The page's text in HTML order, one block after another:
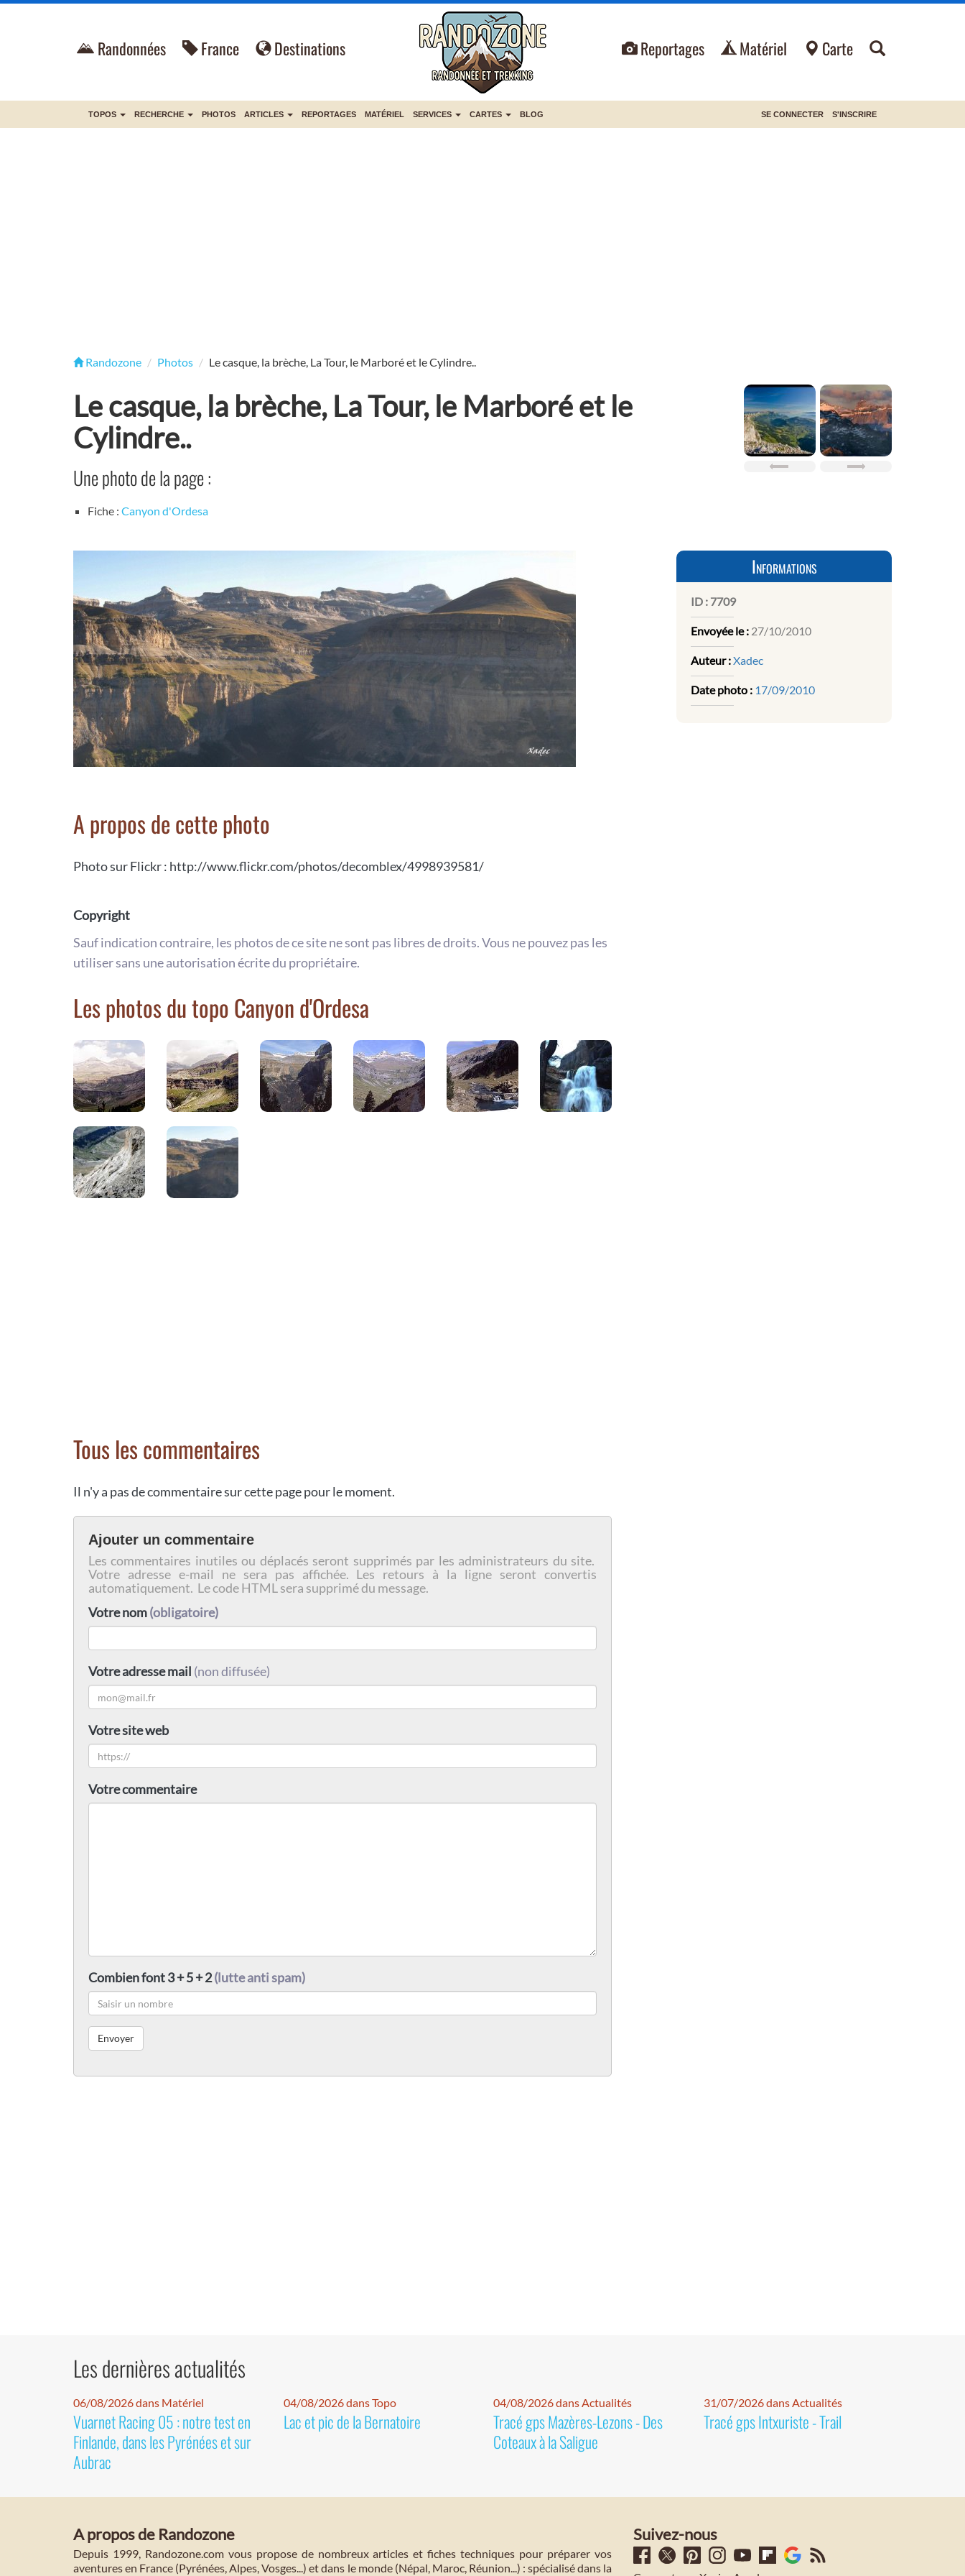
Randonnées France Destinations Reportages Matériel Carte
TOPOS RECHERCHE PHOTOS ARTICLES REPORTAGES MATÉRIEL SERVICES CARTES BLOG SE CONNECTER S'INSCRIRE
Randozone Photos Le casque, la brèche, La Tour, le Marboré et le Cylindre..
Le casque, la brèche, La Tour, le Marboré et le
Cylindre..
Une photo de la page :
Fiche : Canyon d'Ordesa
A propos de cette photo
Photo sur Flickr : http://www.flickr.com/photos/decomblex/4998939581/
Copyright
Sauf indication contraire, les photos de ce site ne sont pas libres de droits. Vous ne pouvez pas les
utiliser sans une autorisation écrite du propriétaire.
Les photos du topo Canyon d'Ordesa
Tous les commentaires
Il n'y a pas de commentaire sur cette page pour le moment.
Ajouter un commentaire
Les commentaires inutiles ou déplacés seront supprimés par les administrateurs du site.
Votre adresse e-mail ne sera pas affichée. Les retours à la ligne seront convertis
automatiquement. Le code HTML sera supprimé du message.
Votre nom(obligatoire)
Votre adresse mail (non diffusée)
Votre site web
Votre commentaire
Combien font 3 + 5 + 2(lutte anti spam)
Informations
ID : 7709
Envoyée le : 27/10/2010
Auteur :Xadec
Date photo : 17/09/2010
Les dernières actualités
06/08/2026 dans Matériel
Vuarnet Racing 05 : notre test en
Finlande, dans les Pyrénées et sur
Aubrac
04/08/2026 dans Topo
Lac et pic de la Bernatoire
04/08/2026 dans Actualités
Tracé gps Mazères-Lezons - Des
Coteaux à la Saligue
31/07/2026 dans Actualités
Tracé gps Intxuriste - Trail
A propos de Randozone
Depuis 1999, Randozone.com vous propose de nombreux articles et fiches techniques pour préparer vos
aventures en France (Pyrénées, Alpes, Vosges...) et dans le monde (Népal, Maroc, Réunion...) : spécialisé dans la
Suivez-nous